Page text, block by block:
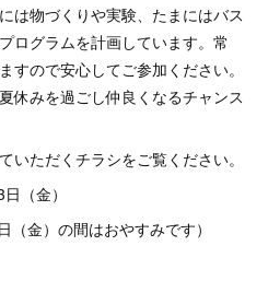
は物づくりや実験、たまにはバス
ログラムを計画しています。常
すので安心してご参加ください。
休みを過ごし仲良くなるチャンス
ただくチラシをご覧ください。
（金）
（金）の間はおやすみです）